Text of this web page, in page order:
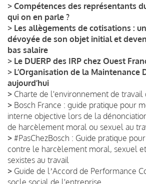
> Compétences des représentants
qui on en parle ?
> Les allègements de cotisations :
dévoyée de son objet initial et
bas salaire
> Le DUERP des IRP chez Ouest
> L’Organisation de la Maintenance
aujourd’hui
> Charte de l'environnement de travail
> Bosch France : guide pratique pour
interne objective lors de la
de harcèlement moral ou sexuel au
> #PasChezBosch : Guide pratique
contre le harcèlement moral, sexuel
sexistes au travail
> Guide de lʼAccord de Performance
socle social de l'entreprise